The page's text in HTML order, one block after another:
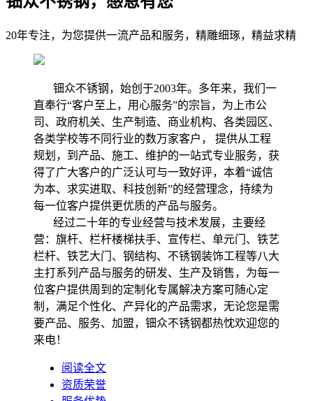
20年专注，为您提供一流产品和服务，精雕细琢，精益求精
钿众不锈钢，始创于2003年。多年来，我们一
直奉行“客户至上，用心服务”的宗旨，为上市公
司、政府机关、生产制造、商业机构、各类园区、
各类学校等不同行业的数万家客户， 提供从工程
规划，到产品、施工、维护的一站式专业服务，获
得了广大客户的广泛认可与一致好评，本着“诚信
为本、求实进取、科技创新”的经营理念，持续为
每一位客户提供更优质的产品与服务。
经过二十年的专业经营与技术发展，主要经
营：旗杆、栏杆楼梯扶手、宣传栏、单元门、铁艺
栏杆、铁艺大门、钢结构、不锈钢装饰工程等八大
主打系列产品与服务的研发、生产及销售，为每一
位客户提供周到的定制化专属解决方案可随心定
制，满足个性化、产异化的产品需求，无论您是需
要产品、服务、加盟，钿众不锈钢都热忱欢迎您的
来电！
阅读全文
资质荣誉